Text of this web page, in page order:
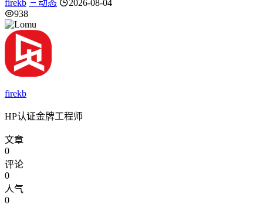
firekb 动态
2026-08-04
938
firekb
HP认证金牌工程师
文章
0
评论
0
人气
0